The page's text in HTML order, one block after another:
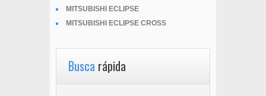
MITSUBISHI ECLIPSE
MITSUBISHI ECLIPSE CROSS
Busca rápida